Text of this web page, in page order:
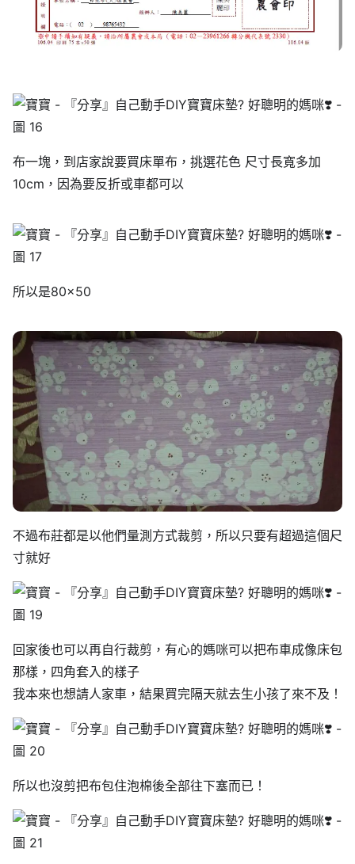
布一塊，到店家說要買床單布，挑選花色 尺寸長寬多加
10cm，因為要反折或車都可以
所以是80×50
不過布莊都是以他們量測方式裁剪，所以只要有超過這個尺
寸就好
回家後也可以再自行裁剪，有心的媽咪可以把布車成像床包
那樣，四角套入的樣子
我本來也想請人家車，結果買完隔天就去生小孩了來不及！
所以也沒剪把布包住泡棉後全部往下塞而已！